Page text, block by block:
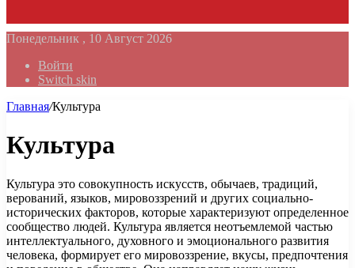
Понедельник , 10 Август 2026
Войти
Switch skin
Главная/Культура
Культура
Культура это совокупность искусств, обычаев, традиций,
верований, языков, мировоззрений и других социально-
исторических факторов, которые характеризуют определенное
сообщество людей. Культура является неотъемлемой частью
интеллектуального, духовного и эмоционального развития
человека, формирует его мировоззрение, вкусы, предпочтения